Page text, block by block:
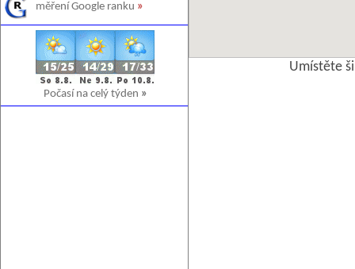
měření Google ranku »
Počasí na celý týden »
Umístěte